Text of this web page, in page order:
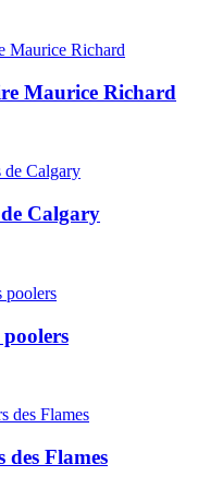
Maurice Richard
Calgary
des Flames